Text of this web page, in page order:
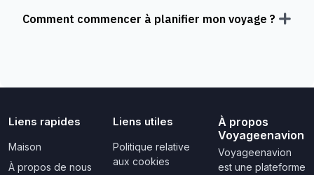
Comment commencer à planifier mon voyage ?
Liens rapides
Maison
À propos de nous
Liens utiles
Politique relative
aux cookies
À propos
Voyageenavion
Voyageenavion
est une plateforme